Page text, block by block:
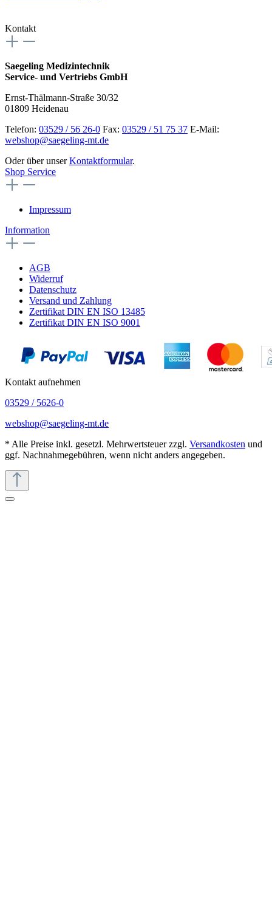
Kontakt
Saegeling Medizintechnik
Service- und Vertriebs GmbH
Ernst-Thälmann-Straße 30/32
01809 Heidenau
Telefon: 03529 / 56 26-0 Fax: 03529 / 51 75 37 E-Mail:
webshop@saegeling-mt.de
Oder über unserKontaktformular.
Shop Service
Impressum
Information
AGB
Widerruf
Datenschutz
Versand und Zahlung
Zertifikat DIN EN ISO 13485
Zertifikat DIN EN ISO 9001
Kontakt aufnehmen
03529 / 5626-0
webshop@saegeling-mt.de
* Alle Preise inkl. gesetzl. Mehrwertsteuer zzgl. Versandkosten und
ggf. Nachnahmegebühren, wenn nicht anders angegeben.